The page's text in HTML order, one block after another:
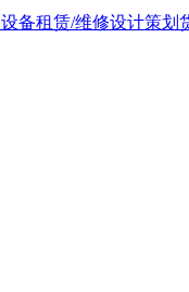
设备租赁/维修设计策划